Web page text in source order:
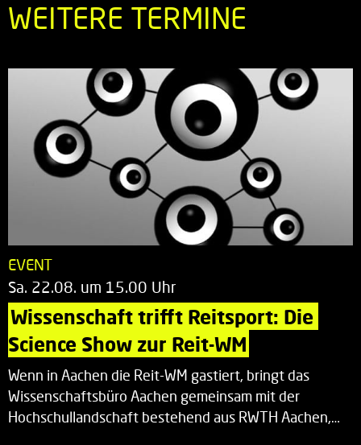
WEITERE TERMINE
EVENT
Sa. 22.08. um 15.00 Uhr
Wissenschaft trifft Reitsport: Die
Science Show zur Reit-WM
Wenn in Aachen die Reit-WM gastiert, bringt das
Wissenschaftsbüro Aachen gemeinsam mit der
Hochschullandschaft bestehend aus RWTH Aachen,…